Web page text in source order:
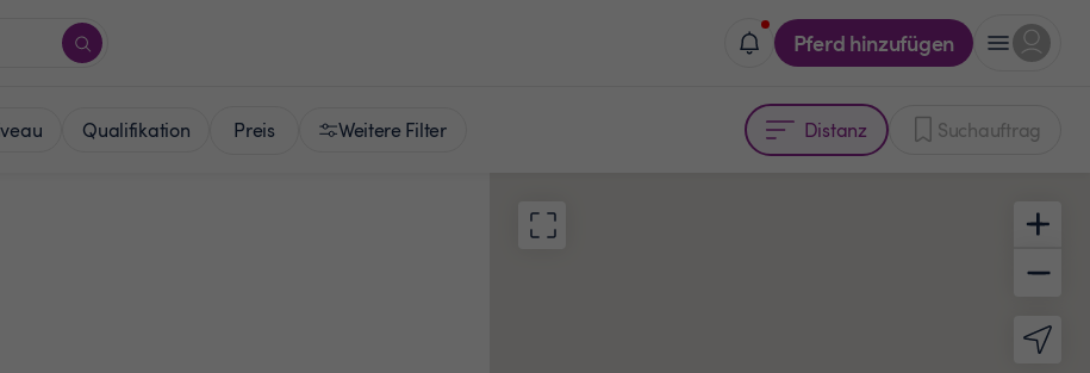
Pferd hinzufügen
Qualifikation Preis Weitere Filter Distanz Suchauftrag